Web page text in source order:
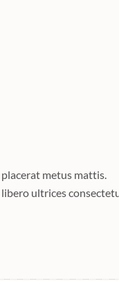
metus mattis.
ultrices